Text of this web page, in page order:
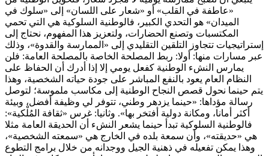
«عاطفة في القلب» أو «شعار على اللسان» إلى «سلوك في
الميدان» هو التحدي الكبير، فالوطنية السلوكية هي التي تحمي
المكتسبات وتصنع الحضارات، ولتعزيز هذا المفهوم، نحتاج إلى
إستراتيجيات تتجاوز التلقين التقليدي إلى «الممارسة والقدوة»، وذلك
عبر مسارات منها: أولا: ربط المصلحة الخاصة بالمصلحة العامة: فلن
يمارس النشء الوطنية كفعل يومي إلا إذا أدرك أن الحفاظ على
النظام العام يعود بالنفع المباشر على جودة حياته الشخصية، وهذا
يتم حينما نحول قصص النجاح الوطنية إلى مكاسب ملموسة؛ لتوصل
رسالة مؤداها: «حينما يزدهر وطني، تتوفر لي وظيفة أفضل، وبيئة
أكثر أمانا، ومكانة دولية أفتخر بها». وثانيا: غرس «ثقافة المُلْكية»:
فالوطنية السلوكية تبدأ حينما يشعر النشء أن الحديقة العامة مثلا
هي «حديقته»، وأن سمعة بلده في الخارج هي «سمعته الشخصية»،
وهذا يمكن تفعيله في ذهنية الجيل ووجدانه من خلال برامج التطوع